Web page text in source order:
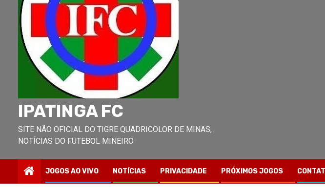
IPATINGA FC
SITE NÃO OFICIAL DO TIGRE QUADRICOLOR DE MINAS,
NOTÍCIAS DO FUTEBOL MINEIRO
JOGOS AO VIVO NOTÍCIAS PRIVACIDADE PRÓXIMOS JOGOS